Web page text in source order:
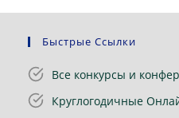
Быстрые Ссылки
Все конкурсы и
Круглогодичные